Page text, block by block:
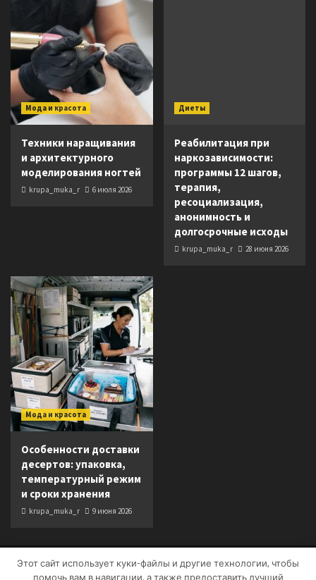
Мода и красота
Техники наращивания
и архитектурного
моделирования ногтей
krupa_muka_r 6 июля 2026
Диеты
Реабилитация при
наркозависимости:
программы 12 шагов,
терапия,
ресоциализация,
анонимность и
долгосрочные исходы
krupa_muka_r 28 июня 2026
Мода и красота
Особенности доставки
десертов: упаковка,
температурный режим
и сроки хранения
krupa_muka_r 9 июня 2026
Copyright © Все права защищены.|CoverNewsот AF
Этот сайт использует куки-файлы и другие технологии, чтобы
помочь вам в навигации, а также предоставить лучший